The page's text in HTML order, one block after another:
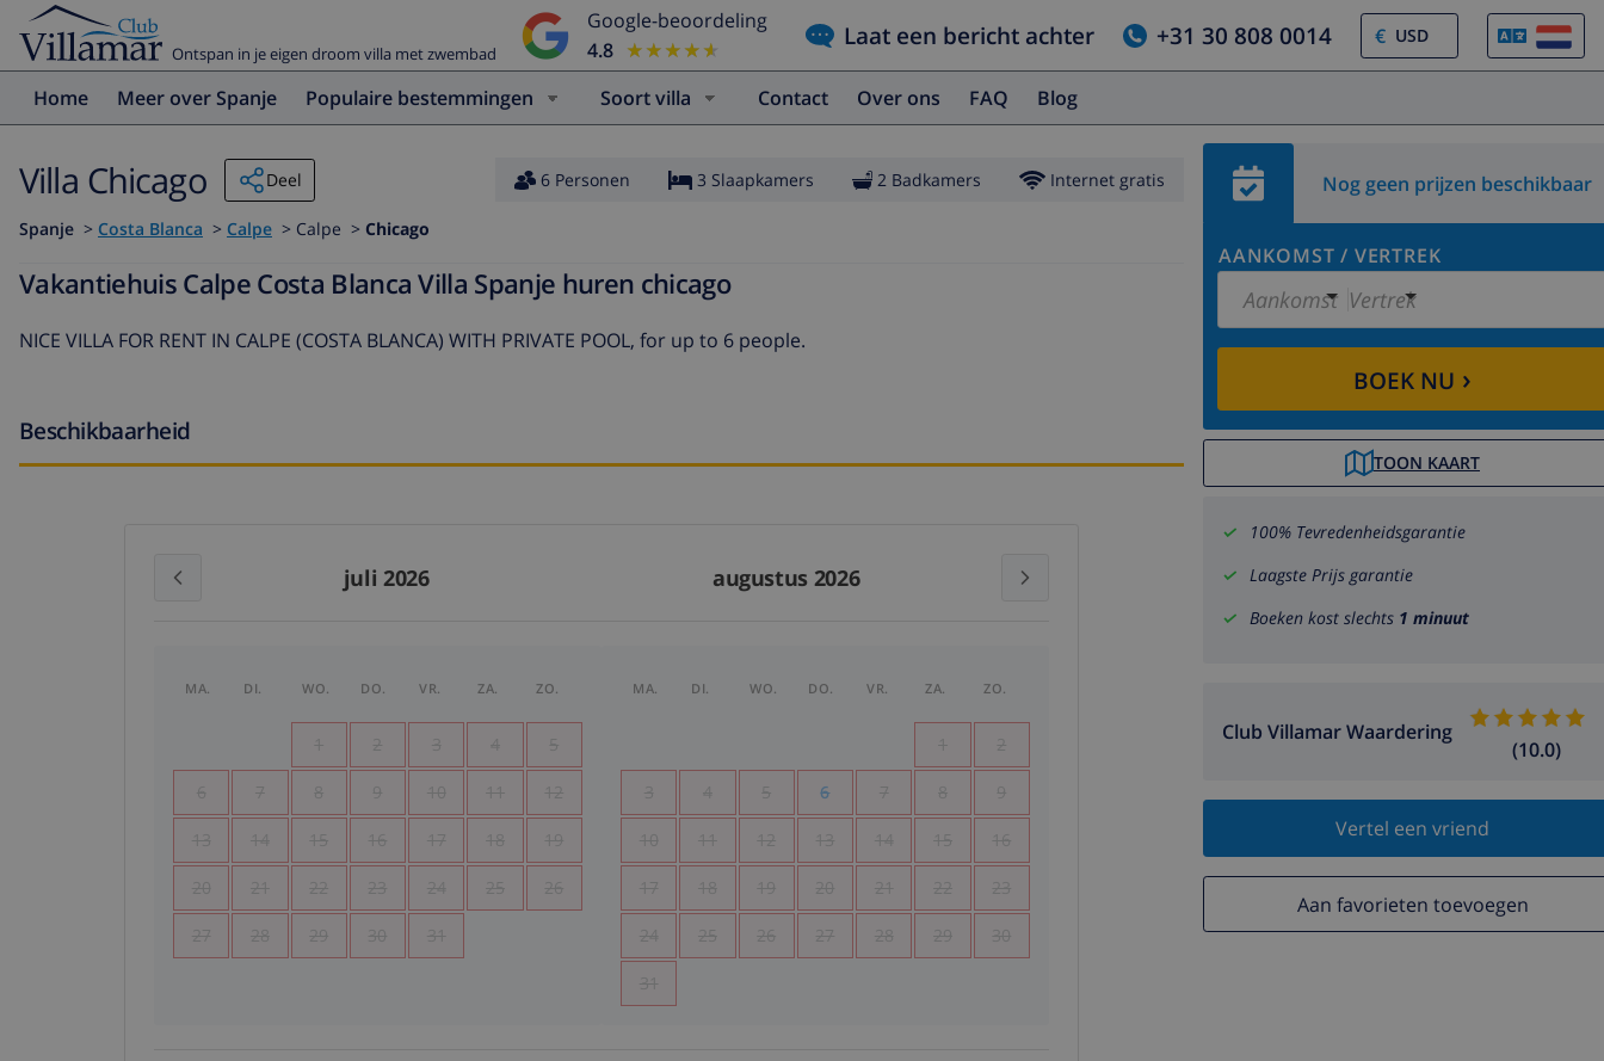
Ontspan in je eigen droom villa met zwembad
Google-beoordeling
4.8 ★★★★★
★★★★★ Laat een bericht achter +31 30 808 0014 €
Home Meer over Spanje Populaire bestemmingen Soort villa Contact Over ons FAQ Blog
Nog geen prijzen beschikbaar
AANKOMST / VERTREK
Aankomst Vertrek
BOEK NU ›
TOON KAART
100% Tevredenheidsgarantie
Laagste Prijs garantie
Boeken kost slechts 1 minuut
Club Villamar Waardering
(10.0)
Vertel een vriend
Aan favorieten toevoegen
Villa Chicago Deel 6 Personen 3 Slaapkamers 2 Badkamers Internet gratis
Spanje > Costa Blanca > Calpe > Calpe > Chicago
Vakantiehuis Calpe Costa Blanca Villa Spanje huren chicago
NICE VILLA FOR RENT IN CALPE (COSTA BLANCA) WITH PRIVATE POOL, for up to 6 people.
Beschikbaarheid
juli 2026 augustus 2026
MA. DI. WO. DO. VR. ZA. ZO.
1 2 3 4 5
6 7 8 9 10 11 12
13 14 15 16 17 18 19
20 21 22 23 24 25 26
27 28 29 30 31
MA. DI. WO. DO. VR. ZA. ZO.
1 2
3 4 5 6 7 8 9
10 11 12 13 14 15 16
17 18 19 20 21 22 23
24 25 26 27 28 29 30
31